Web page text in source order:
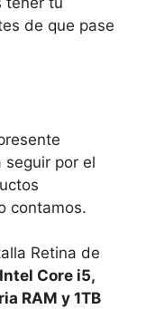
de que pase
por el
contamos.
Retina de
Core i5,
RAM y 1TB